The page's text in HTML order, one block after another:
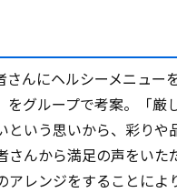
んにヘルシーメニュー
グループで考案。「厳
いう思いから、彩り
んから満足の声をいた
レンジをすることによ